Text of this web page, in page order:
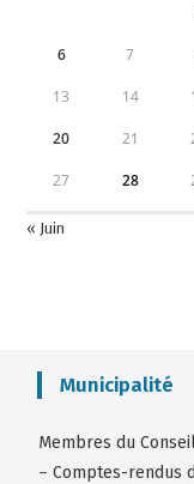
6 7
13 14
20 21
27 28
« Juin
Municipalité
Membres du
–Comptes-rendus